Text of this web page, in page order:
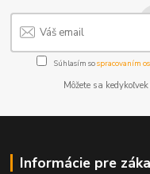
Súhlasím sospracovaním
Môžete sa
Informácie pre